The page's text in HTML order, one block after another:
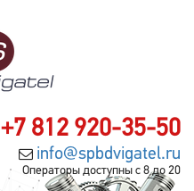
+7 812 920-35-50
info@spbdvigatel.ru
Операторы доступны с 8 до 20